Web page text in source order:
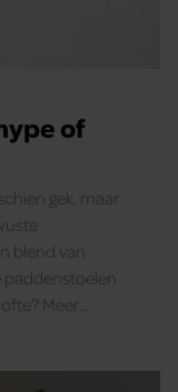
of
gek, maar
blend van
paddenstoelen
Meer